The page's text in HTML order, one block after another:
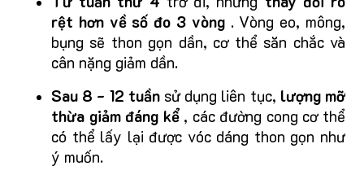
rệt hơn về số đo 3 vòng . Vòng eo, mông,
bụng sẽ thon gọn dần, cơ thể săn chắc và
cân nặng giảm dần.
Sau 8 - 12 tuần sử dụng liên tục, lượng mỡ
thừa giảm đáng kể , các đường cong cơ thể
có thể lấy lại được vóc dáng thon gọn như
ý muốn.